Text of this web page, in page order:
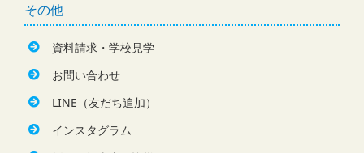
その他
資料請求・学校見学
お問い合わせ
LINE（友だち追加）
インスタグラム